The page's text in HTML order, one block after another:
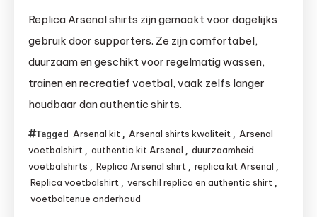
Replica Arsenal shirts zijn gemaakt voor dagelijks
gebruik door supporters. Ze zijn comfortabel,
duurzaam en geschikt voor regelmatig wassen,
trainen en recreatief voetbal, vaak zelfs langer
houdbaar dan authentic shirts.
Tagged Arsenal kit Arsenal shirts kwaliteit
Arsenal
voetbalshirt
authentic kit Arsenal
duurzaamheid
voetbalshirts
Replica Arsenal shirt replica kit Arsenal
Replica voetbalshirt verschil replica en authentic shirt
voetbaltenue onderhoud